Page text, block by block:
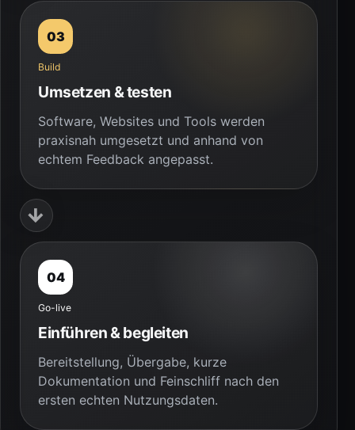
03
Build
Umsetzen & testen
Software, Websites und Tools werden
praxisnah umgesetzt und anhand von
echtem Feedback angepasst.
→
04
Go-live
Einführen & begleiten
Bereitstellung, Übergabe, kurze
Dokumentation und Feinschliff nach den
ersten echten Nutzungsdaten.